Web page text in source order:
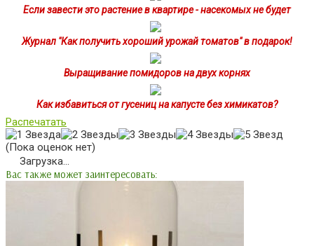
Если завести это растение в квартире - насекомых не будет
Журнал "Как получить хороший урожай томатов" в подарок!
Выращивание помидоров на двух корнях
Как избавиться от гусениц на капусте без химикатов?
Распечатать
(Пока оценок нет)
Загрузка...
Вас также может заинтересовать: